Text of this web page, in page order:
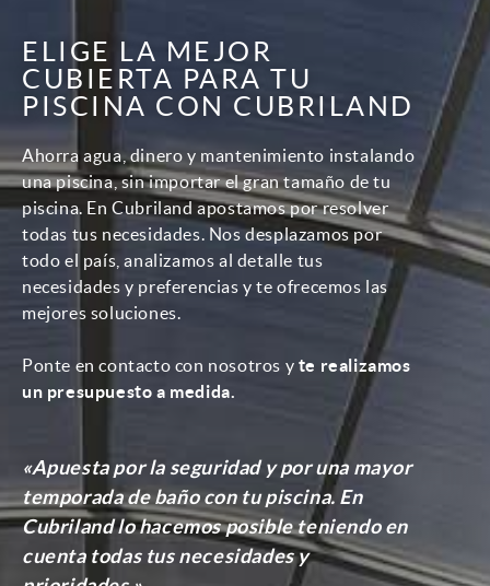
ELIGE LA MEJOR
CUBIERTA PARA TU
PISCINA CON CUBRILAND
Ahorra agua, dinero y mantenimiento instalando
una piscina, sin importar el gran tamaño de tu
piscina. En Cubriland apostamos por resolver
todas tus necesidades. Nos desplazamos por
todo el país, analizamos al detalle tus
necesidades y preferencias y te ofrecemos las
mejores soluciones.
Ponte en contacto con nosotros y te realizamos
un presupuesto a medida.
«Apuesta por la seguridad y por una mayor
temporada de baño con tu piscina. En
Cubriland lo hacemos posible teniendo en
cuenta todas tus necesidades y